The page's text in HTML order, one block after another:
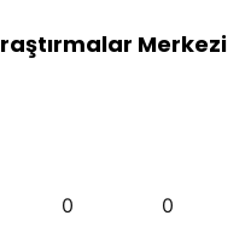
Merkezi
0 0